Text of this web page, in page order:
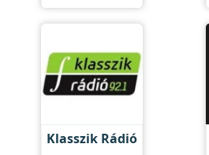
Klasszik Rádió